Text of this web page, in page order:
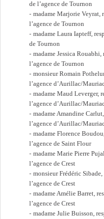
de l’agence de Tournon
madame Marjorie Veyrat,
l’agence de Tournon
madame Laura Iapteff,
de Tournon
madame Jessica
l’agence de Tournon
monsieur Romain
l’agence d’Aurillac/
madame Maud Leverger,
l’agence d’Aurillac/
madame Amandine
l’agence d’Aurillac/
madame Florence
l’agence de Saint Flour
madame Marie Pierre
l’agence de Crest
monsieur Frédéric
l’agence de Crest
madame Amélie Barret,
l’agence de Crest
madame Julie Buisson,